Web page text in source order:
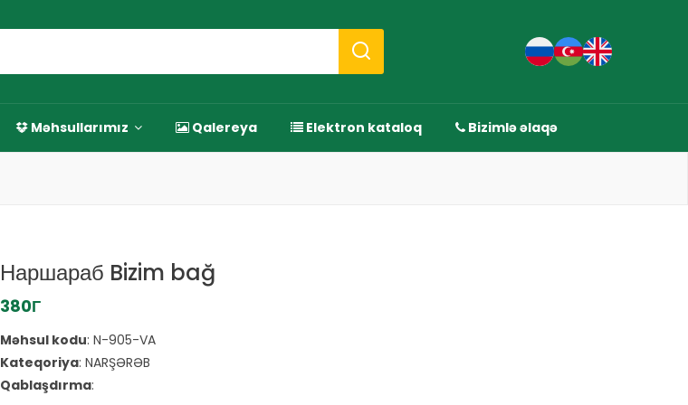
Məhsullarımız Qalereya Elektron kataloq Bizimlə əlaqə
Наршараб Bizim bağ
380Г
Məhsul kodu: N-905-VA
Kateqoriya: NARŞƏRƏB
Qablaşdırma: